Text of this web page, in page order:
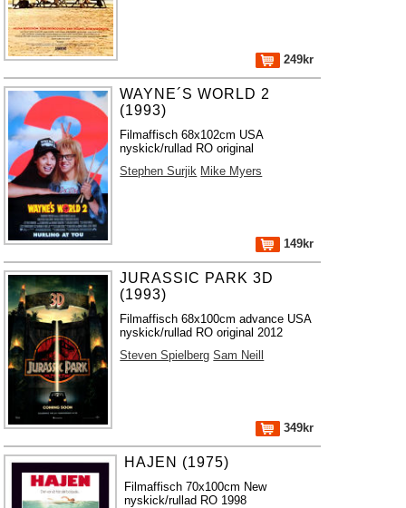
249kr
WAYNE´S WORLD 2
(1993)
Filmaffisch 68x102cm USA
nyskick/rullad RO original
Stephen Surjik Mike Myers
149kr
JURASSIC PARK 3D
(1993)
Filmaffisch 68x100cm advance USA
nyskick/rullad RO original 2012
Steven Spielberg Sam Neill
349kr
HAJEN (1975)
Filmaffisch 70x100cm New
nyskick/rullad RO 1998